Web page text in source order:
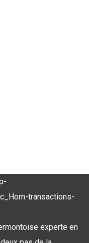
experte en